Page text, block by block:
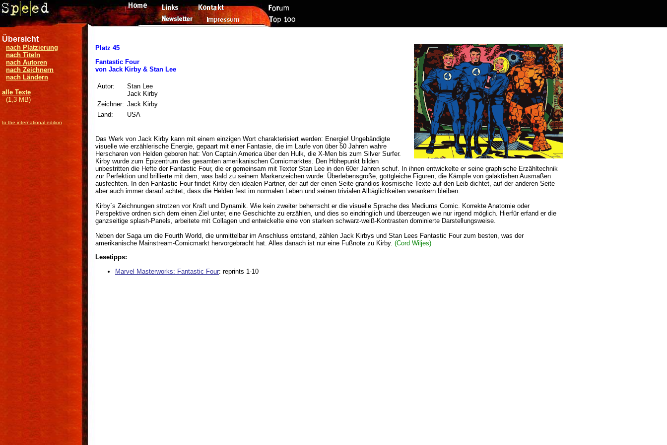
Übersicht
nach Platzierung
nach Titeln
nach Autoren
nach Zeichnern
nach Ländern
alle Texte
(1,3 MB)
to the international edition
Platz 45
Fantastic Four
von Jack Kirby & Stan Lee
Autor:
Stan Lee
Jack Kirby
Zeichner: Jack Kirby
Land:
USA
Das Werk von Jack Kirby kann mit einem einzigen Wort charakterisiert werden: Energie! Ungebändigte
visuelle wie erzählerische Energie, gepaart mit einer Fantasie, die im Laufe von über 50 Jahren wahre
Herscharen von Helden geboren hat: Von Captain America über den Hulk, die X-Men bis zum Silver Surfer.
Kirby wurde zum Epizentrum des gesamten amerikanischen Comicmarktes. Den Höhepunkt bilden
unbestritten die Hefte der Fantastic Four, die er gemeinsam mit Texter Stan Lee in den 60er Jahren schuf. In ihnen entwickelte er seine graphische Erzähltechnik
zur Perfektion und brillierte mit dem, was bald zu seinem Markenzeichen wurde: Überlebensgroße, gottgleiche Figuren, die Kämpfe von galaktishen Ausmaßen
ausfechten. In den Fantastic Four findet Kirby den idealen Partner, der auf der einen Seite grandios-kosmische Texte auf den Leib dichtet, auf der anderen Seite
aber auch immer darauf achtet, dass die Helden fest im normalen Leben und seinen trivialen Alltäglichkeiten verankern bleiben.
Kirby´s Zeichnungen strotzen vor Kraft und Dynamik. Wie kein zweiter beherrscht er die visuelle Sprache des Mediums Comic. Korrekte Anatomie oder
Perspektive ordnen sich dem einen Ziel unter, eine Geschichte zu erzählen, und dies so eindringlich und überzeugen wie nur irgend möglich. Hierfür erfand er die
ganzseitige splash-Panels, arbeitete mit Collagen und entwickelte eine von starken schwarz-weiß-Kontrasten dominierte Darstellungsweise.
Neben der Saga um die Fourth World, die unmittelbar im Anschluss entstand, zählen Jack Kirbys und Stan Lees Fantastic Four zum besten, was der
amerikanische Mainstream-Comicmarkt hervorgebracht hat. Alles danach ist nur eine Fußnote zu Kirby. (Cord Wiljes)
Lesetipps:
Marvel Masterworks: Fantastic Four: reprints 1-10